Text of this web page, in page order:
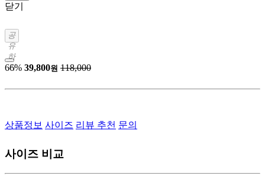
닫기
공
유
하
기
66% 39,800원 118,000
상품정보 사이즈 리뷰 추천 문의
사이즈 비교